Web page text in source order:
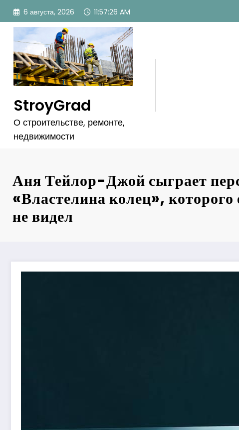
Перейти
содержимому
6 августа, 2026 11:57:28 AM
StroyGrad
О строительстве, ремонте,
недвижимости
Аня Тейлор-Джой сыграет
«Властелина колец»,
не видел